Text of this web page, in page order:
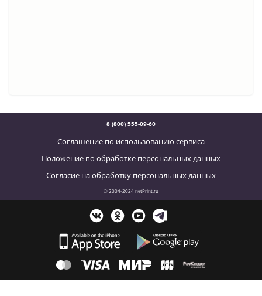
8 (800) 555-09-60
Соглашение по использованию сервиса
Положение по обработке персональных данных
Согласие на обработку персональных данных
© 2004-2024 netPrint.ru